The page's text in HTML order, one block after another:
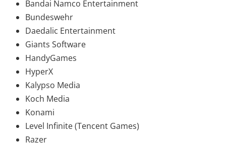
Bandai Namco Entertainment
Bundeswehr
Daedalic Entertainment
Giants Software
HandyGames
HyperX
Kalypso Media
Koch Media
Konami
Level Infinite (Tencent Games)
Razer